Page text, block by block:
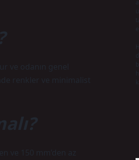
ve odanın genel
renkler ve minimalist
ve 150 mm’den az